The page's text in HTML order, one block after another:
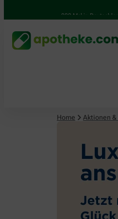
4.000 Mal in Deutschland
Home Aktionen